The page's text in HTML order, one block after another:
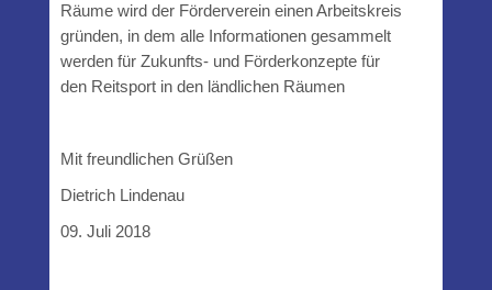
Räume wird der Förderverein einen Arbeitskreis
gründen, in dem alle Informationen gesammelt
werden für Zukunfts- und Förderkonzepte für
den Reitsport in den ländlichen Räumen
Mit freundlichen Grüßen
Dietrich Lindenau
09. Juli 2018